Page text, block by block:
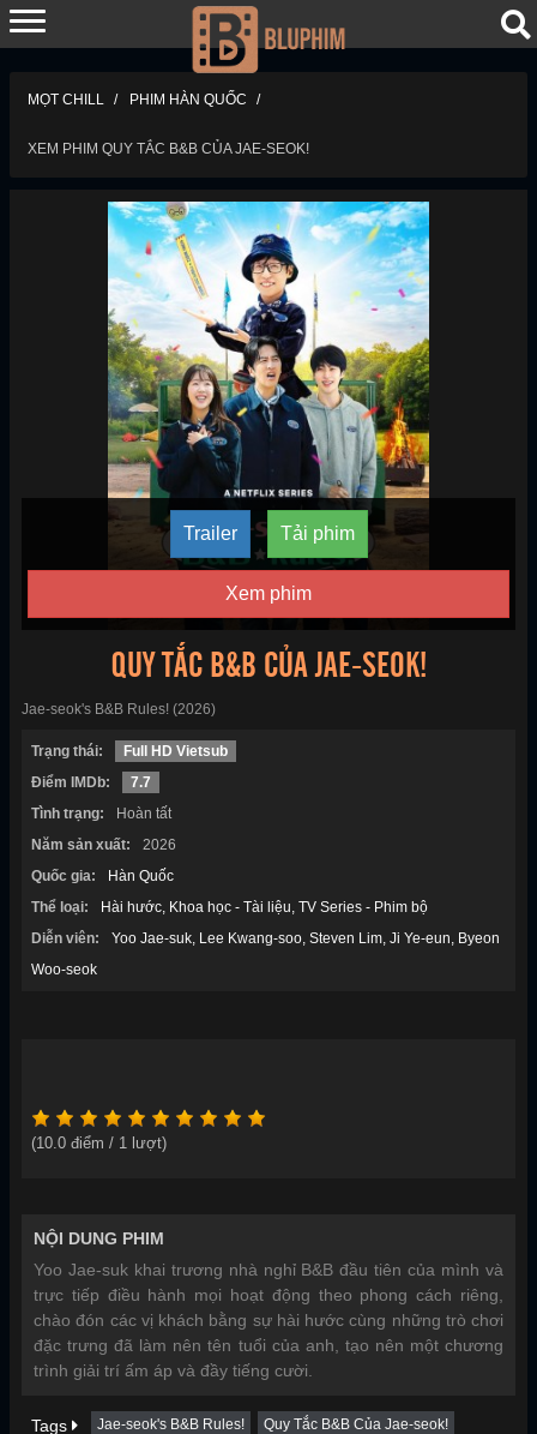
MỌT CHILL PHIM HÀN QUỐC
XEM PHIM QUY TẮC B&B CỦA JAE-SEOK!
Trailer Tải phim
Xem phim
QUY TẮC B&B CỦA JAE-SEOK!
Jae-seok's B&B Rules! (2026)
Trạng thái:
Full HD Vietsub
Điểm IMDb:
7.7
Tình trạng:
Hoàn tất
Năm sản xuất:
2026
Quốc gia:
Hàn Quốc
Thể loại:
Hài hước Khoa học - Tài liệu TV Series - Phim bộ
Diễn viên:
Yoo Jae-suk Lee Kwang-soo Steven Lim Ji Ye-eun
Byeon
Woo-seok
(10.0 điểm / 1 lượt)
NỘI DUNG PHIM
Yoo Jae-suk khai trương nhà nghỉ B&B đầu tiên của mình và
trực tiếp điều hành mọi hoạt động theo phong cách riêng,
chào đón các vị khách bằng sự hài hước cùng những trò chơi
đặc trưng đã làm nên tên tuổi của anh, tạo nên một chương
trình giải trí ấm áp và đầy tiếng cười.
Tags Jae-seok's B&B Rules! Quy Tắc B&B Của Jae-seok!